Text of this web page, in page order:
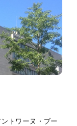
トワーヌ・ブー